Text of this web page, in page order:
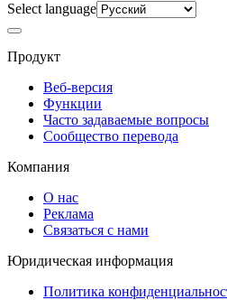
Select language
Продукт
Веб-версия
Функции
Часто задаваемые вопросы
Сообщество перевода
Компания
О нас
Реклама
Связаться с нами
Юридическая информация
Политика